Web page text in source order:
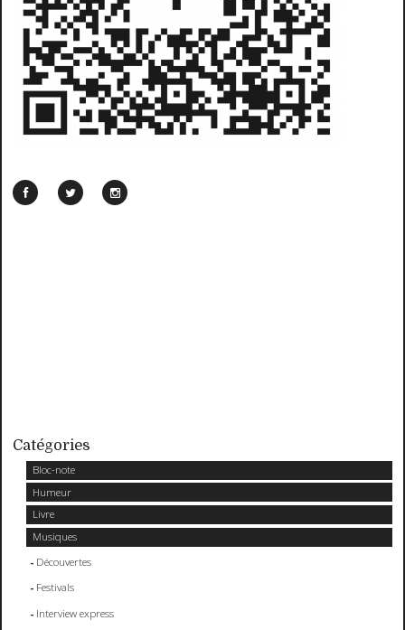
Catégories
Bloc-note
Humeur
Livre
Musiques
Découvertes
Festivals
Interview express